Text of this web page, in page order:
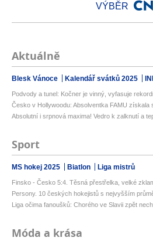
VÝBĚR
Aktuálně
Blesk Vánoce Kalendář svátků 2025
Podvody a tunel: Kočner je vinný, vyfasuje
Česko v Hollywoodu: Absolventka FAMU získala
Absolutní i srpnová maxima! Vedro k zalknutí a
Sport
MS hokej 2025 Biatlon Liga mistrů
Finsko - Česko 5:4. Těsná přestřelka, velké
Persony. 10 českých hokejistů s nejvyšším
Liga očima fanoušků: Chorého ve Slavii zpět
Móda a krása